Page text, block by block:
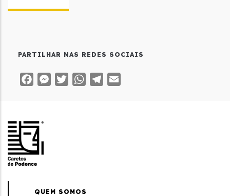
PARTILHAR NAS REDES SOCIAIS
FacebookMessenger
TwitterWhatsAppTelegram
QUEM SOMOS